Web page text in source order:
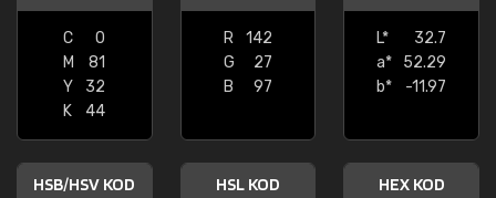
C
0
M
81
Y
32
K
44
R
142
G
27
B
97
L*
32.7
a*
52.29
b*
-11.97
HSB/HSV KOD HSL KOD HEX KOD